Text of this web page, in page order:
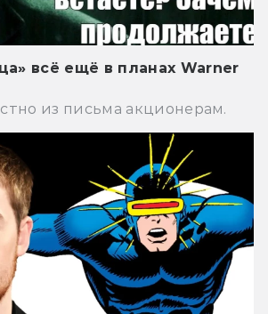
всё ещё в планах Warner
из письма акционерам.